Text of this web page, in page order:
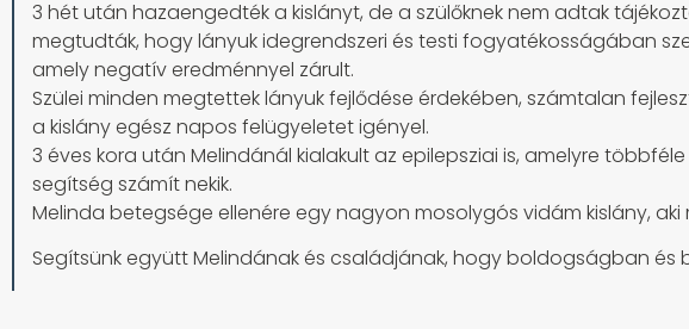
3 hét után hazaengedték a kislányt, de a szülőknek nem adtak
megtudták, hogy lányuk idegrendszeri és testi fogyatékosságában
amely negatív eredménnyel zárult.
Szülei minden megtettek lányuk fejlődése érdekében, számtalan
a kislány egész napos felügyeletet igényel.
3 éves kora után Melindánál kialakult az epilepsziai is, amelyre
segítség számít nekik.
Melinda betegsége ellenére egy nagyon mosolygós vidám kislány, aki
Segítsünk együtt Melindának és családjának, hogy boldogságban